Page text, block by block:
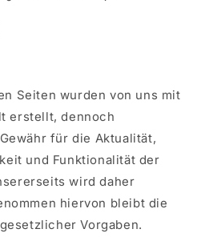
Seiten wurden von uns mit
erstellt, dennoch
für die Aktualität,
und Funktionalität der
wird daher
hiervon bleibt die
Vorgaben.